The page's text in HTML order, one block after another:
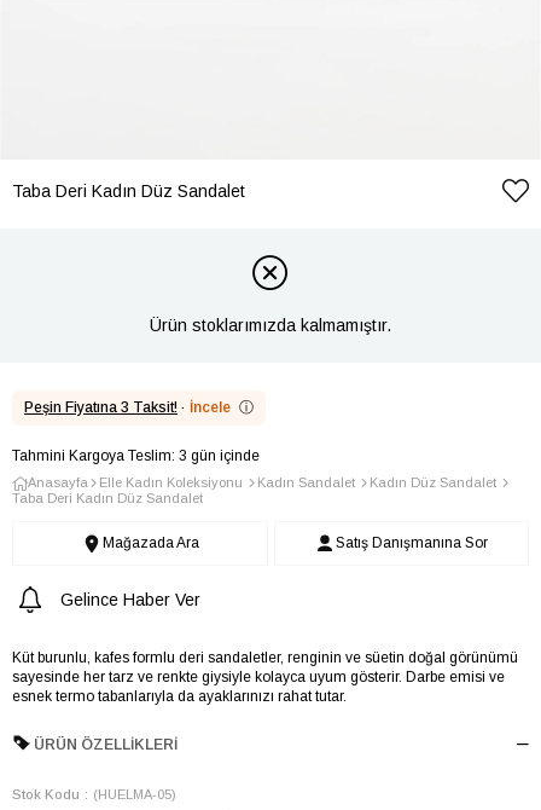
Taba Deri Kadın Düz Sandalet
Ürün stoklarımızda kalmamıştır.
Peşin Fiyatına 3 Taksit! · İncele ⓘ
Tahmini Kargoya Teslim: 3 gün içinde
Anasayfa Elle Kadın Koleksiyonu Kadın Sandalet
Kadın Düz Sandalet
Taba Deri Kadın Düz Sandalet
Mağazada Ara Satış Danışmanına Sor
Gelince Haber Ver
Küt burunlu, kafes formlu deri sandaletler, renginin ve süetin doğal görünümü
sayesinde her tarz ve renkte giysiyle kolayca uyum gösterir. Darbe emisi ve
esnek termo tabanlarıyla da ayaklarınızı rahat tutar.
ÜRÜN ÖZELLIKLERI
Stok Kodu (HUELMA-05)